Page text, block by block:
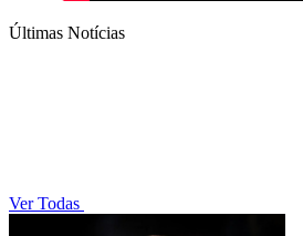
Últimas Notícias
Ver Todas